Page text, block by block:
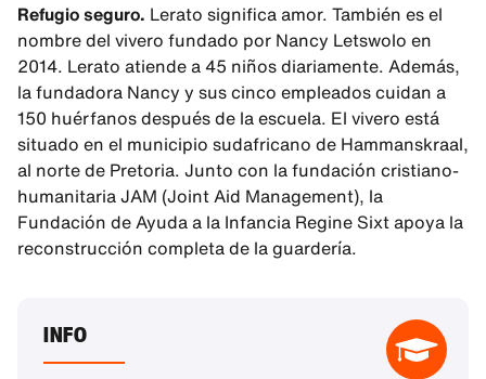
Refugio seguro. Lerato significa amor. También es el
nombre del vivero fundado por Nancy Letswolo en
2014. Lerato atiende a 45 niños diariamente. Además,
la fundadora Nancy y sus cinco empleados cuidan a
150 huérfanos después de la escuela. El vivero está
situado en el municipio sudafricano de Hammanskraal,
al norte de Pretoria. Junto con la fundación cristiano-
humanitaria JAM (Joint Aid Management), la
Fundación de Ayuda a la Infancia Regine Sixt apoya la
reconstrucción completa de la guardería.
INFO